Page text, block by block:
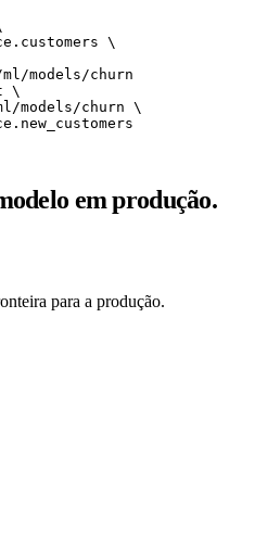
\
models/churn
\
models/churn \
em produção.
para a produção.